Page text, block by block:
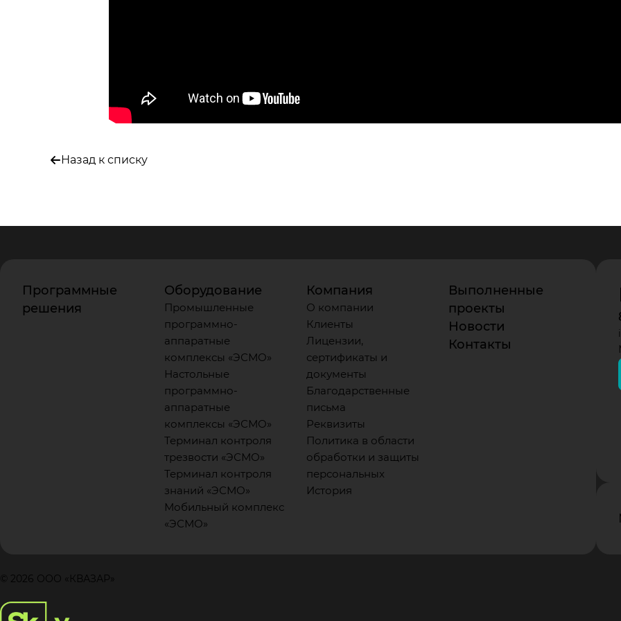
Назад к списку
Программные
решения
Оборудование
Промышленные
программно-
аппаратные
комплексы «ЭСМО»
Настольные
программно-
аппаратные
комплексы «ЭСМО»
Терминал контроля
трезвости «ЭСМО»
Терминал контроля
знаний «ЭСМО»
Мобильный комплекс
«ЭСМО»
Компания
О компании
Клиенты
Лицензии,
сертификаты и
документы
Благодарственные
письма
Реквизиты
Политика в области
обработки и защиты
персональных
История
Выполненные
проекты
Новости
Контакты
© 2026 ООО «КВАЗАР»